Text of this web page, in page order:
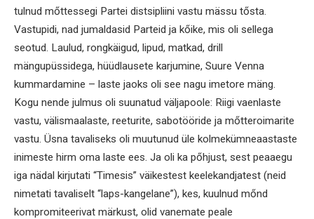
tulnud mőttessegi Partei distsipliini vastu mässu tősta.
Vastupidi, nad jumaldasid Parteid ja kőike, mis oli sellega
seotud. Laulud, rongkäigud, lipud, matkad, drill
mängupüssidega, hüüdlausete karjumine, Suure Venna
kummardamine – laste jaoks oli see nagu imetore mäng.
Kogu nende julmus oli suunatud väljapoole: Riigi vaenlaste
vastu, välismaalaste, reeturite, sabotööride ja mőtteroimarite
vastu. Üsna tavaliseks oli muutunud üle kolmekümneaastaste
inimeste hirm oma laste ees. Ja oli ka pőhjust, sest peaaegu
iga nädal kirjutati “Timesis” väikestest keelekandjatest (neid
nimetati tavaliselt “laps-kangelane”), kes, kuulnud mőnd
kompromiteerivat märkust, olid vanemate peale